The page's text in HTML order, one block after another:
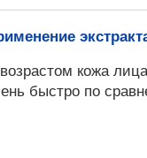
кожа
быстро по